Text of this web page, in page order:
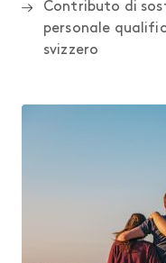
Contributo di
personale
svizzero